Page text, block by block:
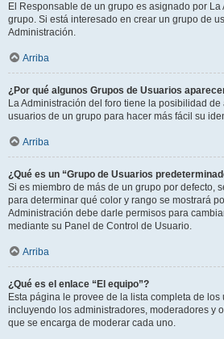
El Responsable de un grupo es asignado por La
grupo. Si está interesado en crear un grupo de
Administración.
Arriba
¿Por qué algunos Grupos de Usuarios
La Administración del foro tiene la posibilidad
usuarios de un grupo para hacer más fácil su
Arriba
¿Qué es un “Grupo de Usuarios
Si es miembro de más de un grupo por defecto,
para determinar qué color y rango se mostrará
Administración debe darle permisos para
mediante su Panel de Control de Usuario.
Arriba
¿Qué es el enlace “El equipo”?
Esta página le provee de la lista completa de
incluyendo los administradores, moderadores y
que se encarga de moderar cada uno.